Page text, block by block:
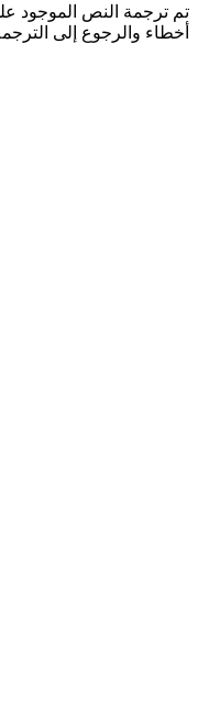
تم ترجمة النص الموجود
أخطاء والرجوع إلى